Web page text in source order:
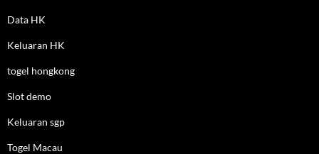
Data HK
Keluaran HK
togel hongkong
Slot demo
Keluaran sgp
Togel Macau